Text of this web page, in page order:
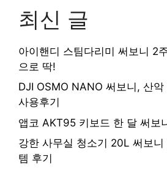
최신 글
아이핸디 스팀다리미 써보니 2
으로 딱!
DJI OSMO NANO 써보니, 산
사용후기
앱코 AKT95 키보드 한 달 써보
강한 사무실 청소기 20L 써보
템 후기